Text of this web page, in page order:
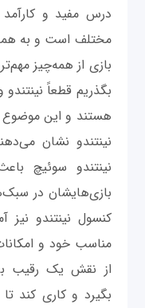
درس مفید و
مختلف است و به
بازی از همه‌چیز
بگذریم قطعاً
هستند و این موضوع
نینتندو نشان
نینتندو سوئیچ
بازی‌هایشان در
کنسول نینتندو نیز
مناسب خود و
از نقش یک رقیب
بگیرد و کاری کند